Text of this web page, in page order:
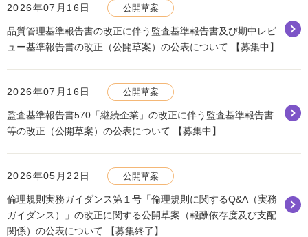
2026年07月16日 公開草案
品質管理基準報告書の改正に伴う監査基準報告書及び期中レビ
ュー基準報告書の改正（公開草案）の公表について 【募集中】
2026年07月16日 公開草案
監査基準報告書570「継続企業」の改正に伴う監査基準報告書
等の改正（公開草案）の公表について 【募集中】
2026年05月22日 公開草案
倫理規則実務ガイダンス第１号「倫理規則に関するQ&A（実務
ガイダンス）」の改正に関する公開草案（報酬依存度及び支配
関係）の公表について 【募集終了】